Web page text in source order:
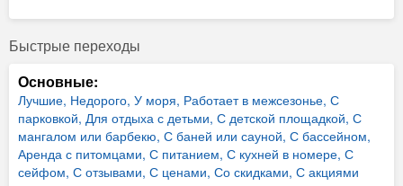
Быстрые переходы
Основные:
Лучшие, Недорого, У моря, Работает в межсезонье, С
парковкой, Для отдыха с детьми, С детской площадкой, С
мангалом или барбекю, С баней или сауной, С бассейном,
Аренда с питомцами, С питанием, С кухней в номере, С
сейфом, С отзывами, С ценами, Со скидками, С акциями